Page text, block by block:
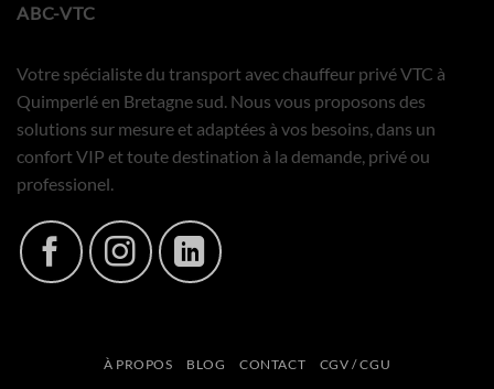
ABC-VTC
Votre spécialiste du transport avec chauffeur privé VTC à
Quimperlé en Bretagne sud. Nous vous proposons des
solutions sur mesure et adaptées à vos besoins, dans un
confort VIP et toute destination à la demande, privé ou
professionel.
À PROPOS BLOG CONTACT CGV / CGU